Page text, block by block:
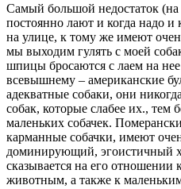
Самый большой недостаток (на
постоянно лают и когда надо и
на улице, к тому же имеют
мы выходим гулять с моей
шпицы бросаются с лаем на
всевышнему – американские
адекватные собаки, они
собак, которые слабее их., тем
маленьких собачек.
карманные собачки, имеют
доминирующий, эгоистичный
сказывается на его
животным, а также к